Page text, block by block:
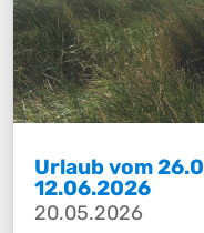
Urlaub vom
12.06.2026
20.05.2026